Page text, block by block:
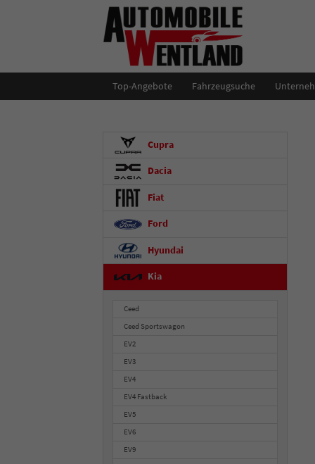
Top-Angebote Fahrzeugsuche
Cupra
Dacia
Fiat
Ford
Hyundai
Kia
Ceed
Ceed Sportswagon
EV2
EV3
EV4
EV4 Fastback
EV5
EV6
EV9